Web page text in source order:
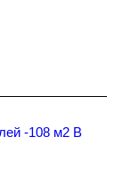
-108 м2 В